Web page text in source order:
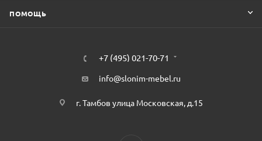
ПОМОЩЬ
+7 (495) 021-70-71
info@slonim-mebel.ru
г. Тамбов улица Московская, д.15